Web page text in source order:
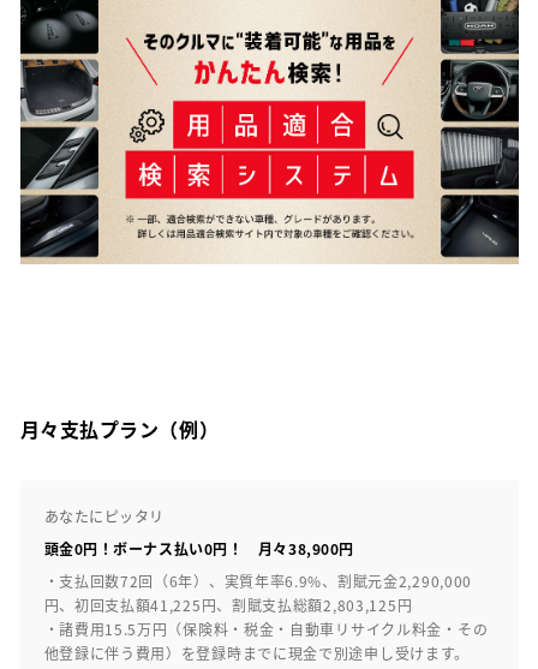
月々支払プラン（例）
あなたにピッタリ
頭金0円！ボーナス払い0円！ 月々38,900円
・支払回数72回（6年）、実質年率6.9%、割賦元金2,290,000
円、初回支払額41,225円、割賦支払総額2,803,125円
・諸費用15.5万円（保険料・税金・自動車リサイクル料金・その
他登録に伴う費用）を登録時までに現金で別途申し受けます。